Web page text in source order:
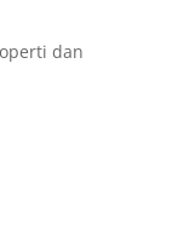
dan